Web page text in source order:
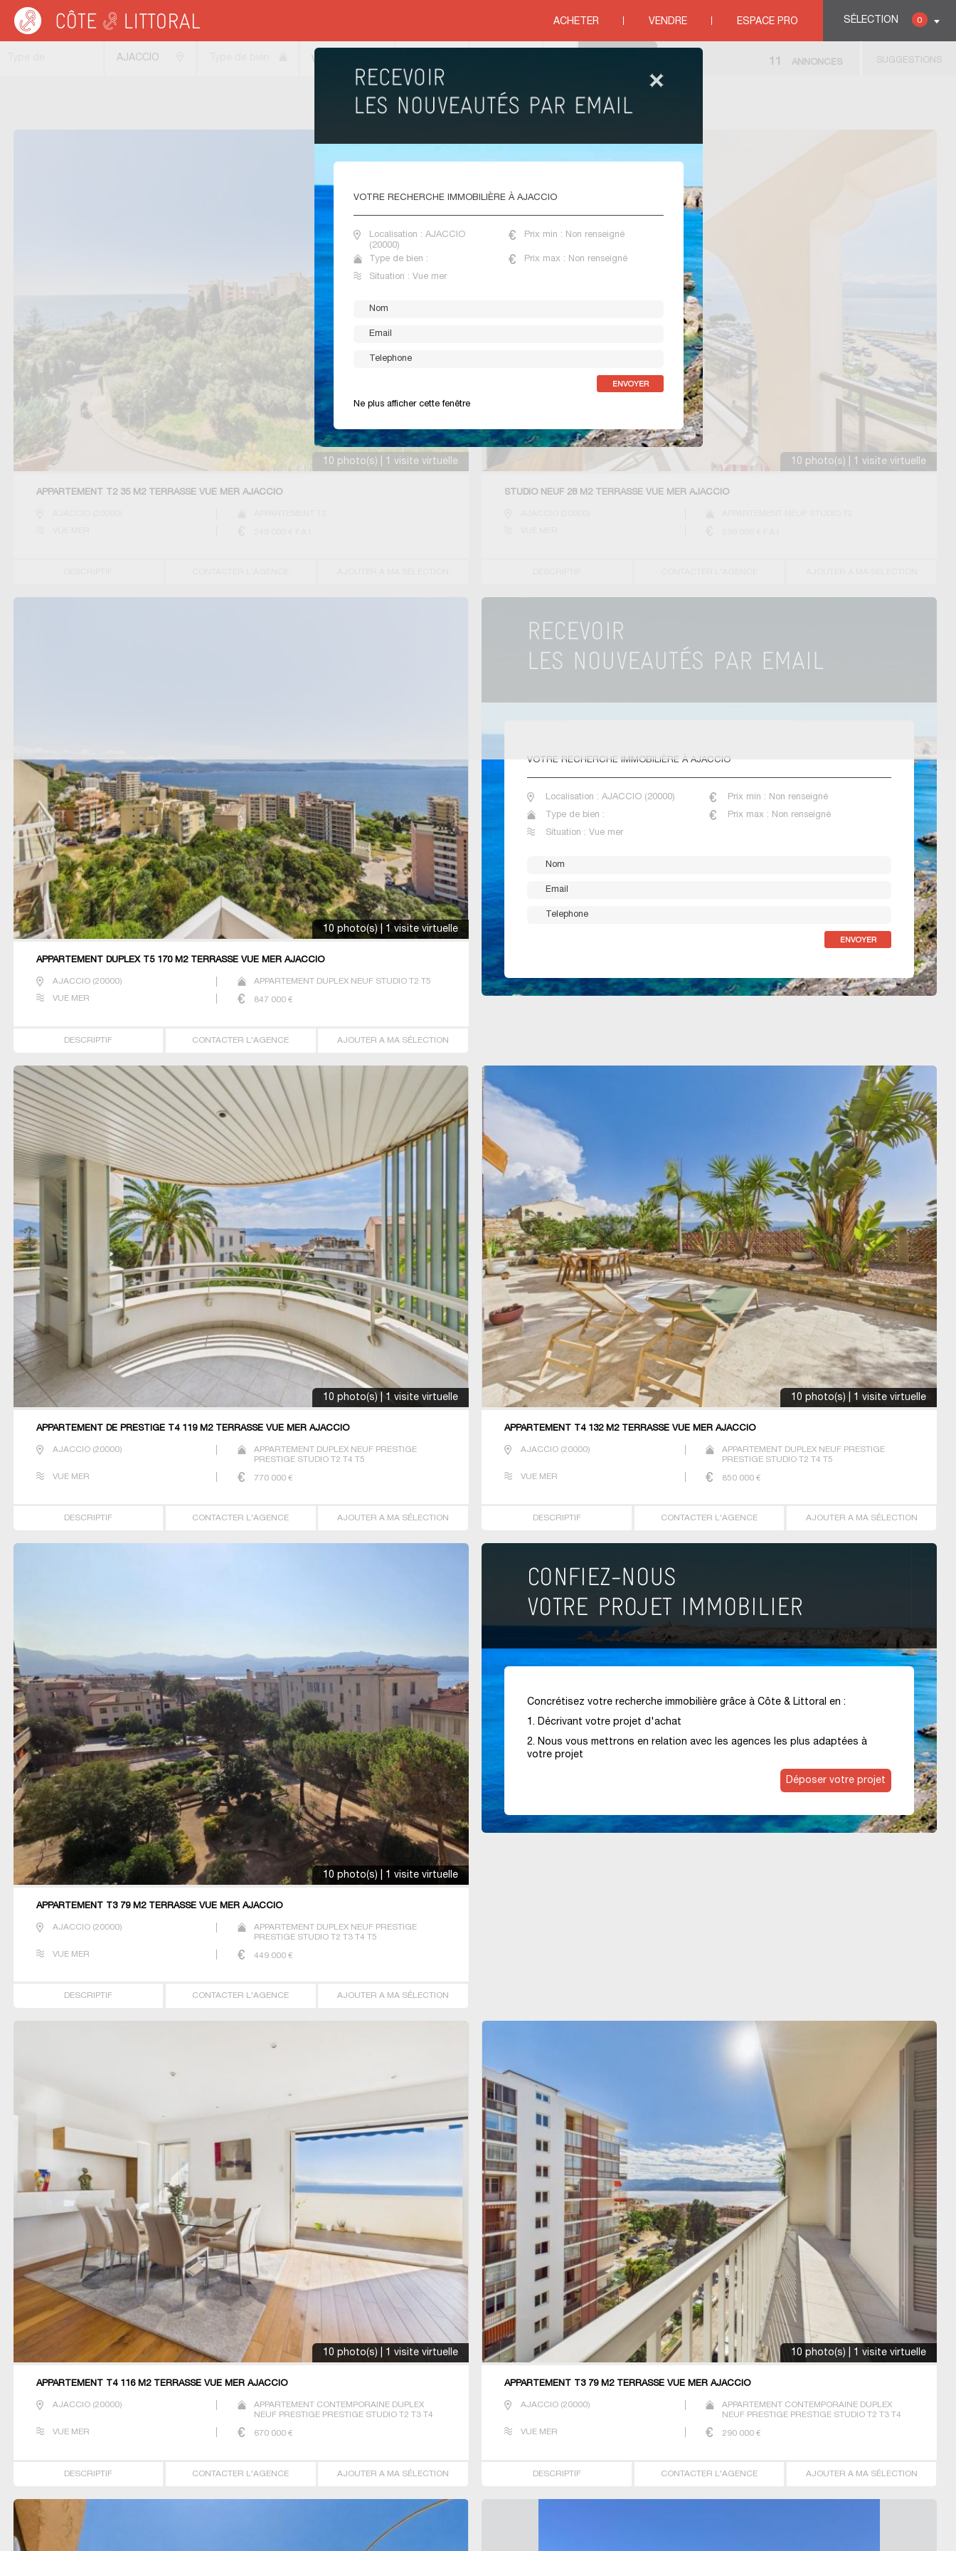
SÉLECTION 0
ACHETER VENDRE ESPACE PRO
Côte & Littoral > immobilier vue mer>Appartements vue mer
VENTE APPARTEMENTS VUE MER AJACCIO
10 photo(s) | 1 visite virtuelle
APPARTEMENT T2 35 M2 TERRASSE VUE MER AJACCIO
10 photo(s) | 1 visite virtuelle
STUDIO NEUF 28 M2 TERRASSE VUE MER AJACCIO
10 photo(s) | 1 visite virtuelle
APPARTEMENT DUPLEX T5 170 M2 TERRASSE VUE MER AJACCIO
AJACCIO(20000) APPARTEMENT DUPLEX NEUF STUDIO T2 T5
VUE MER 847 000€
DESCRIPTIF CONTACTER L'AGENCE AJOUTER A MA SÉLECTION
VOTRE RECHERCHE IMMOBILIÈRE À AJACCIO
Localisation : AJACCIO (20000) Prix min : Non renseigné
Type de bien : Prix max : Non renseigné
Situation : Vue mer
10 photo(s) | 1 visite virtuelle
APPARTEMENT DE PRESTIGE T4 119 M2 TERRASSE VUE MER AJACCIO
AJACCIO(20000)
APPARTEMENT DUPLEX NEUF PRESTIGE
PRESTIGE STUDIO T2 T4 T5
VUE MER 770 000€
DESCRIPTIF CONTACTER L'AGENCE AJOUTER A MA SÉLECTION
10 photo(s) | 1 visite virtuelle
APPARTEMENT T4 132 M2 TERRASSE VUE MER AJACCIO
AJACCIO (20000)
APPARTEMENT DUPLEX NEUF PRESTIGE
PRESTIGE STUDIO T2 T4 T5
VUE MER 850 000 €
DESCRIPTIF CONTACTER L'AGENCE AJOUTER A MA SÉLECTION
10 photo(s) | 1 visite virtuelle
APPARTEMENT T3 79 M2 TERRASSE VUE MER AJACCIO
AJACCIO(20000)
APPARTEMENT DUPLEX NEUF PRESTIGE
PRESTIGE STUDIO T2 T3 T4 T5
VUE MER 449 000€
DESCRIPTIF CONTACTER L'AGENCE AJOUTER A MA SÉLECTION
Concrétisez votre recherche immobilière grâce à Côte & Littoral en :
1. Décrivant votre projet d'achat
2. Nous vous mettrons en relation avec les agences les plus adaptées à
votre projet
Déposer votre projet
10 photo(s) | 1 visite virtuelle
APPARTEMENT T4 116 M2 TERRASSE VUE MER AJACCIO
AJACCIO(20000)
APPARTEMENT CONTEMPORAINE DUPLEX
NEUF PRESTIGE PRESTIGE STUDIO T2 T3 T4
VUE MER
670 000€
DESCRIPTIF CONTACTER L'AGENCE AJOUTER A MA SÉLECTION
10 photo(s) | 1 visite virtuelle
APPARTEMENT T3 79 M2 TERRASSE VUE MER AJACCIO
AJACCIO (20000)
APPARTEMENT CONTEMPORAINE DUPLEX
NEUF PRESTIGE PRESTIGE STUDIO T2 T3 T4
VUE MER
290 000 €
DESCRIPTIF CONTACTER L'AGENCE AJOUTER A MA SÉLECTION
AJACCIO
Vue mer SUGGESTIONS
11 ANNONCES
VOTRE RECHERCHE IMMOBILIÈRE À AJACCIO
Localisation : AJACCIO
(20000)
Prix min : Non renseigné
Type de bien : Prix max : Non renseigné
Situation : Vue mer
Ne plus afficher cette fenêtre